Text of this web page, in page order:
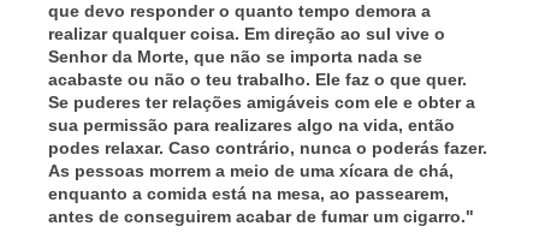
que devo responder o quanto tempo demora a
realizar qualquer coisa. Em direção ao sul vive o
Senhor da Morte, que não se importa nada se
acabaste ou não o teu trabalho. Ele faz o que quer.
Se puderes ter relações amigáveis com ele e obter a
sua permissão para realizares algo na vida, então
podes relaxar. Caso contrário, nunca o poderás fazer.
As pessoas morrem a meio de uma xícara de chá,
enquanto a comida está na mesa, ao passearem,
antes de conseguirem acabar de fumar um cigarro."